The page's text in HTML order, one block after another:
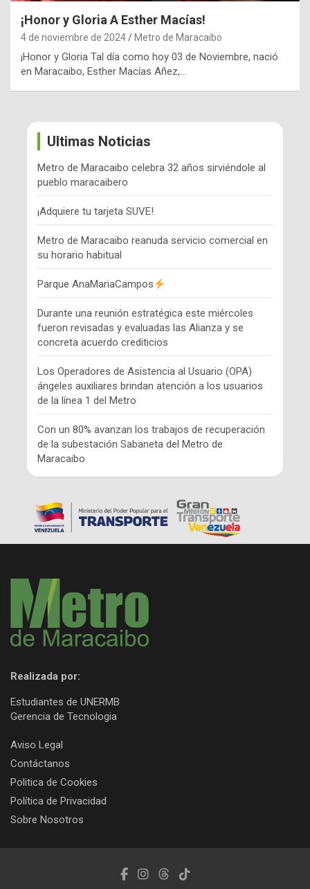
¡Honor y Gloria A Esther Macías!
4 de noviembre de 2024 Metro de Maracaibo
¡Honor y Gloria Tal día como hoy 03 de Noviembre, nació
en Maracaibo, Esther Macías Añez,…
Ultimas Noticias
Metro de Maracaibo celebra 32 años sirviéndole al
pueblo maracaibero
¡Adquiere tu tarjeta SUVE!
Metro de Maracaibo reanuda servicio comercial en
su horario habitual
Parque AnaMariaCampos
Durante una reunión estratégica este miércoles
fueron revisadas y evaluadas las Alianza y se
concreta acuerdo crediticios
Los Operadores de Asistencia al Usuario (OPA)
ángeles auxiliares brindan atención a los usuarios
de la línea 1 del Metro
Con un 80% avanzan los trabajos de recuperación
de la subestación Sabaneta del Metro de
Maracaibo
Realizada por:
Estudiantes de UNERMB
Gerencia de Tecnologia
Aviso Legal
Contáctanos
Politica de Cookies
Política de Privacidad
Sobre Nosotros